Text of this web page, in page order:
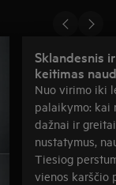
Sklandesnis
keitimas
Nuo virimo iki
palaikymo: kai
dažnai ir
nustatymus,
Tiesiog
vienos karščio